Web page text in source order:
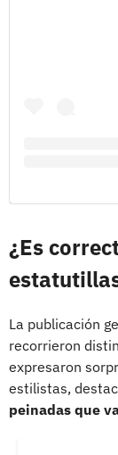
¿Es
La publicación
recorrieron
expresaron
estilistas,
peinadas que